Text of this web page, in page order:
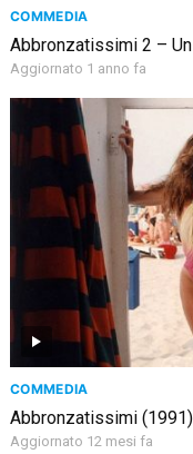
COMMEDIA
Abbronzatissimi 2 –
Aggiornato 1 anno fa
COMMEDIA
Abbronzatissimi
Aggiornato 12 mesi fa